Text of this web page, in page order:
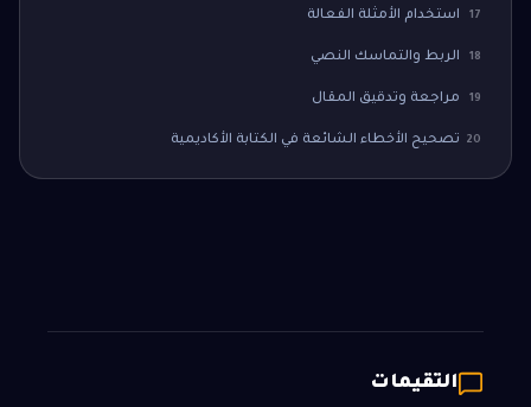
17 استخدام الأمثلة الفعالة
18 الربط والتماسك النصي
19 مراجعة وتدقيق المقال
20 تصحيح الأخطاء الشائعة في الكتابة الأكاديمية
التقيمات